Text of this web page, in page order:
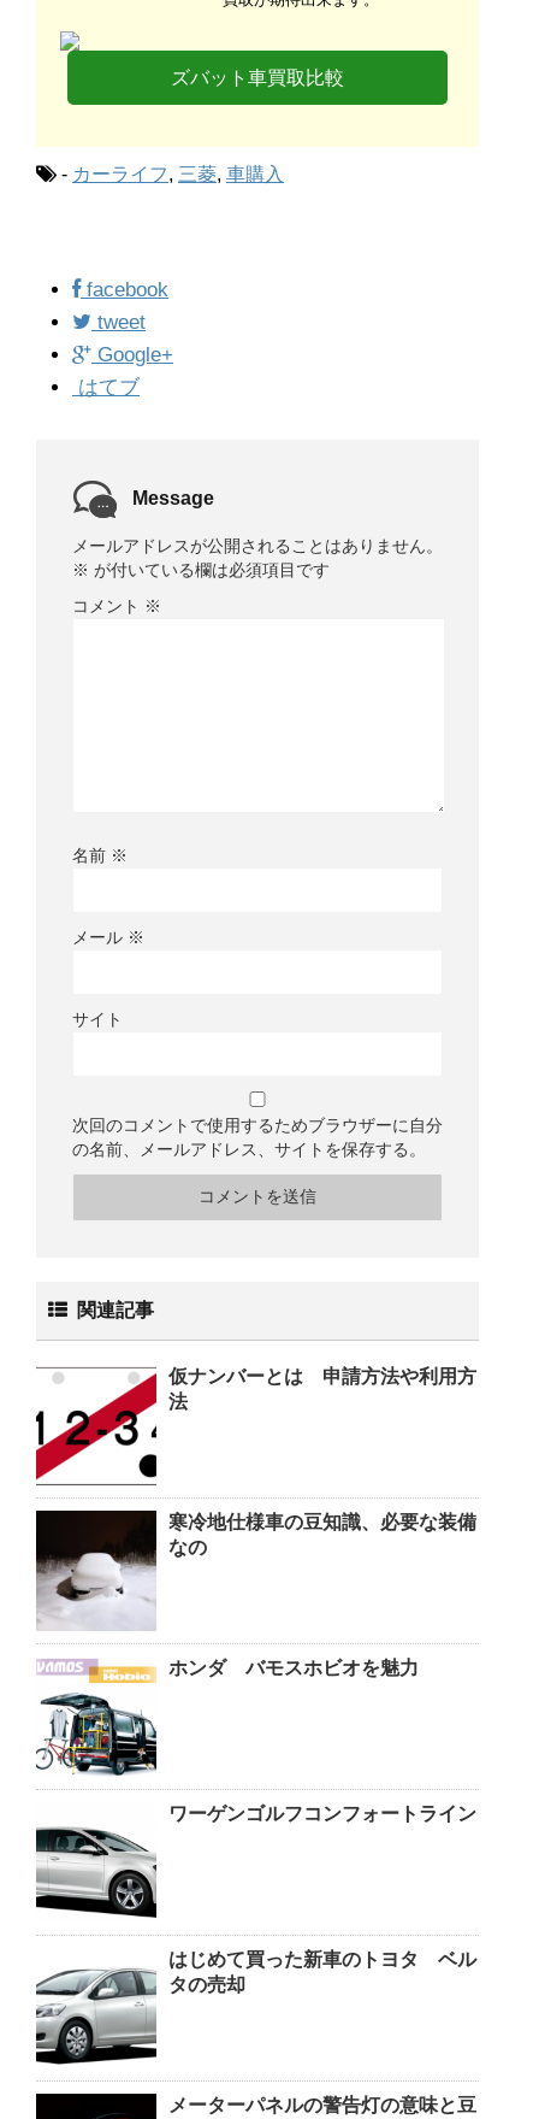
ズバット車買取比較
- カーライフ, 三菱, 車購入
facebook
tweet
Google+
はてブ
Message
メールアドレスが公開されることはありません。
※ が付いている欄は必須項目です
コメント ※
名前 ※
メール ※
サイト
次回のコメントで使用するためブラウザーに自分
の名前、メールアドレス、サイトを保存する。
関連記事
仮ナンバーとは 申請方法や利用方
法
寒冷地仕様車の豆知識、必要な装備
なの
ホンダ バモスホビオを魅力
ワーゲンゴルフコンフォートライン
はじめて買った新車のトヨタ ベル
タの売却
メーターパネルの警告灯の意味と豆